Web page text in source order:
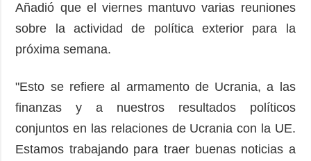
Añadió que el viernes mantuvo varias reuniones
sobre la actividad de política exterior para la
próxima semana.
"Esto se refiere al armamento de Ucrania, a las
finanzas y a nuestros resultados políticos
conjuntos en las relaciones de Ucrania con la UE.
Estamos trabajando para traer buenas noticias a